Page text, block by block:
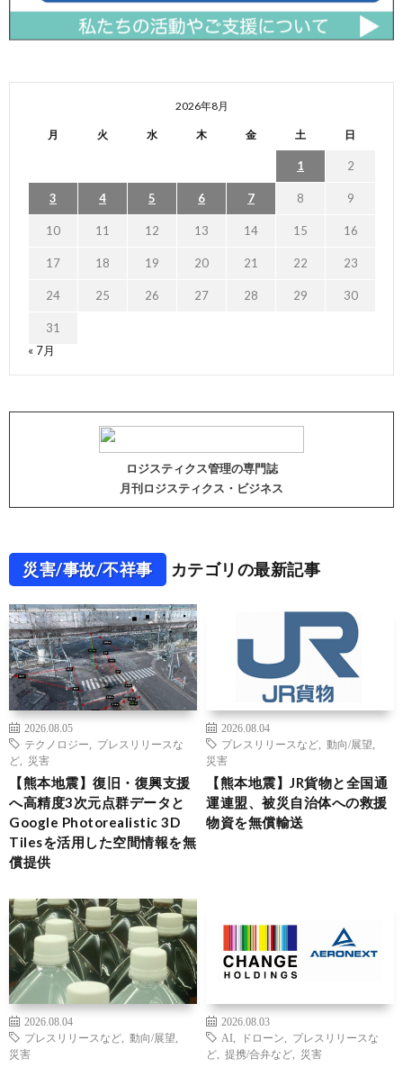
2026年8月
月 火 水 木 金 土 日
1 2
3 4 5 6 7 8 9
10 11 12 13 14 15 16
17 18 19 20 21 22 23
24 25 26 27 28 29 30
31
« 7月
ロジスティクス管理の専門誌
月刊ロジスティクス・ビジネス
災害/事故/不祥事 カテゴリの最新記事
2026.08.05
テクノロジー
プレスリリースな
ど
災害
【熊本地震】復旧・復興支援
へ高精度3次元点群データと
Google Photorealistic 3D
Tilesを活用した空間情報を無
償提供
2026.08.04
プレスリリースなど
動向/展望
災害
【熊本地震】JR貨物と全国通
運連盟、被災自治体への救援
物資を無償輸送
2026.08.04
プレスリリースなど
動向/展望
災害
2026.08.03
AI
ドローン
プレスリリースな
ど
提携/合弁など 災害